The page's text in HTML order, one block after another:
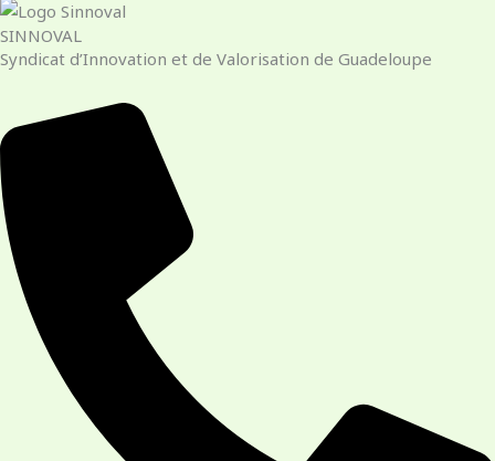
SINNOVAL
Syndicat d’Innovation et de Valorisation de Guadeloupe